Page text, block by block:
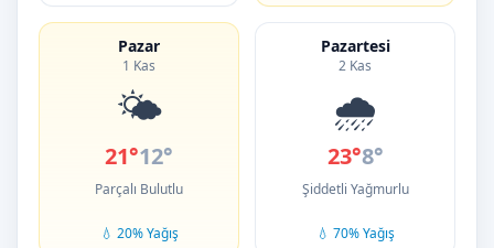
Pazar
1 Kas
🌤️
21°12°
Parçalı Bulutlu
💧 20% Yağış
Pazartesi
2 Kas
🌧️
23°8°
Şiddetli Yağmurlu
💧 70% Yağış